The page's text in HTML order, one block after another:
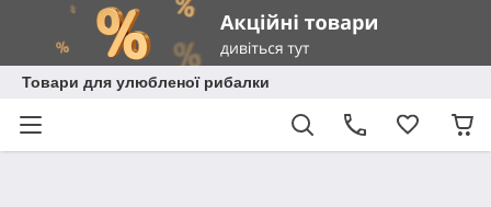
Товари для улюбленої рибалки